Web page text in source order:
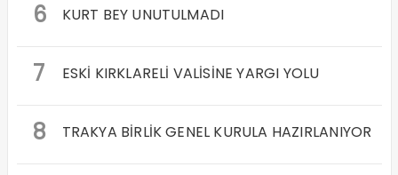
6 KURT BEY UNUTULMADI
7 ESKİ KIRKLARELİ VALİSİNE YARGI YOLU
8 TRAKYA BİRLİK GENEL KURULA HAZIRLANIYOR